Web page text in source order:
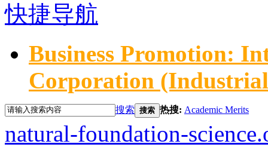
快捷导航
Business Promotion:
Corporation
搜索 搜索 热搜: Academic Merits
natural-foundation-